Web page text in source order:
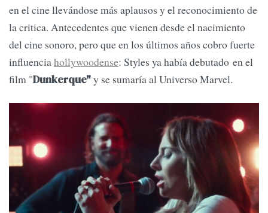
en el cine llevándose más aplausos y el reconocimiento de
la critica. Antecedentes que vienen desde el nacimiento
del cine sonoro, pero que en los últimos años cobro fuerte
influenciahollywoodense: Styles ya había debutado en el
film "Dunkerque"y se sumaría al Universo Marvel.